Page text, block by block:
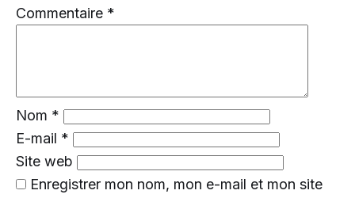
Commentaire *
Nom *
E-mail *
Site web
Enregistrer mon nom, mon e-mail et mon site